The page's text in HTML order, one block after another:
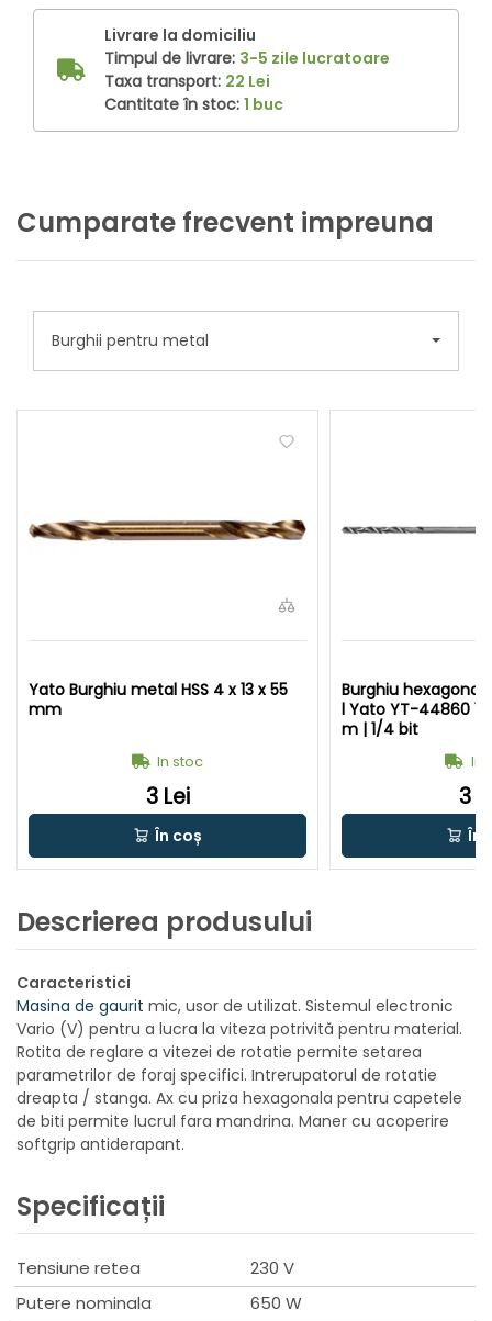
Livrare la domiciliu
Timpul de livrare: 3-5 zile lucratoare
Taxa transport: 22 Lei
Cantitate în stoc: 1 buc
Cumparate frecvent impreuna
Burghii pentru metal
Yato Burghiu metal HSS 4 x 13 x 55
mm
In stoc
3 Lei
În coș
Burghiu hexagonal
l Yato YT-44860
m | 1/4 bit
In
3
În
Descrierea produsului
Caracteristici
Masina de gaurit mic, usor de utilizat. Sistemul electronic
Vario (V) pentru a lucra la viteza potrivită pentru material.
Rotita de reglare a vitezei de rotatie permite setarea
parametrilor de foraj specifici. Intrerupatorul de rotatie
dreapta / stanga. Ax cu priza hexagonala pentru capetele
de biti permite lucrul fara mandrina. Maner cu acoperire
softgrip antiderapant.
Specificații
Tensiune retea
230 V
Putere nominala
650 W